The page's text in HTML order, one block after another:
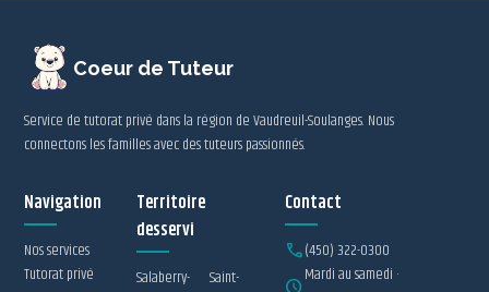
Coeur de Tuteur
Service de tutorat privé dans la région de Vaudreuil-Soulanges. Nous
connectons les familles avec des tuteurs passionnés.
Navigation
Nos services
Tutorat privé
Territoire
desservi
Salaberry-
Saint-
Contact
call(450) 322-0300
scheduleMardi au samedi ·